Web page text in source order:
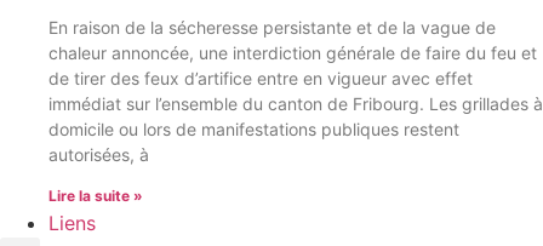
En raison de la sécheresse persistante et de la vague de
chaleur annoncée, une interdiction générale de faire du feu et
de tirer des feux d’artifice entre en vigueur avec effet
immédiat sur l’ensemble du canton de Fribourg. Les grillades à
domicile ou lors de manifestations publiques restent
autorisées, à
Lire la suite »
Liens